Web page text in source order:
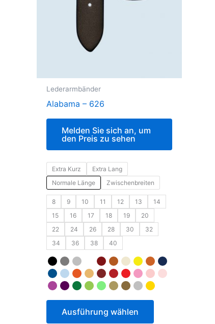
Lederarmbänder
Alabama – 626
Melden Sie sich an, um
den Preis zu sehen
Extra Kurz
Extra Lang
Normale Länge
Zwischenbreiten
8 9 10 11 12 13
14
15
16 17 18 19
20
22
24 26 28 30
32
34
36 38 40
Ausführung wählen